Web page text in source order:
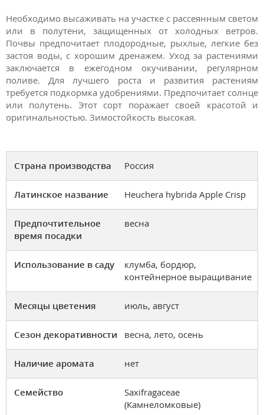
Необходимо высаживать на участке с рассеянным светом
или в полутени, защищенных от холодных ветров.
Почвы предпочитает плодородные, рыхлые, легкие без
застоя воды, с хорошим дренажем. Уход за растениями
заключается в ежегодном окучивании, регулярном
поливе. Для лучшего роста и развития растениям
требуется подкормка удобрениями. Предпочитает солнце
или полутень. Этот сорт поражает своей красотой и
оригинальностью. Зимостойкость высокая.
Страна производства Россия
Латинское название Heuchera hybrida Apple Crisp
Предпочтительное
время посадки
весна
Использование в саду
клумба, бордюр,
контейнерное выращивание
Месяцы цветения июль, август
Сезон декоративности весна, лето, осень
Наличие аромата нет
Семейство
Saxifragaceae
(Камнеломковые)